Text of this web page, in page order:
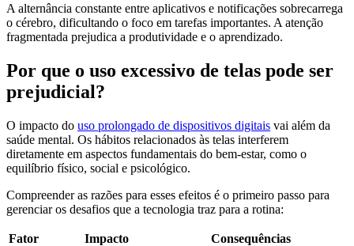
A alternância constante entre aplicativos e notificações sobrecarrega
o cérebro, dificultando o foco em tarefas importantes. A atenção
fragmentada prejudica a produtividade e o aprendizado.
Por que o uso excessivo de telas pode ser
prejudicial?
O impacto do uso prolongado de dispositivos digitais vai além da
saúde mental. Os hábitos relacionados às telas interferem
diretamente em aspectos fundamentais do bem-estar, como o
equilíbrio físico, social e psicológico.
Compreender as razões para esses efeitos é o primeiro passo para
gerenciar os desafios que a tecnologia traz para a rotina:
Fator Impacto Consequências